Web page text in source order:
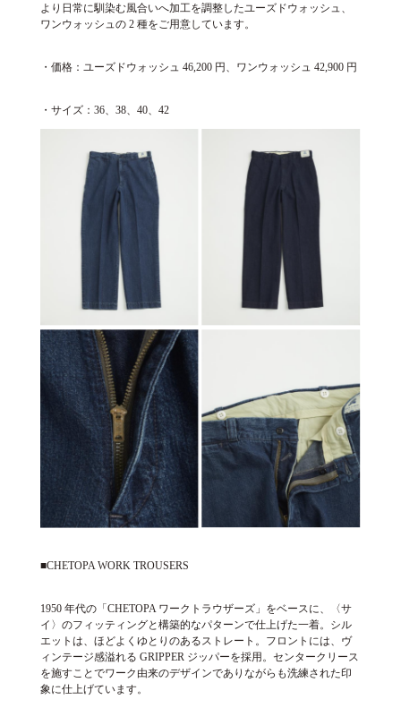
より日常に馴染む風合いへ加工を調整したユーズドウォッシュ、
ワンウォッシュの 2 種をご用意しています。
・価格：ユーズドウォッシュ 46,200 円、ワンウォッシュ 42,900 円
・サイズ：36、38、40、42
■CHETOPA WORK TROUSERS
1950 年代の「CHETOPA ワークトラウザーズ」をベースに、〈サ
イ〉のフィッティングと構築的なパターンで仕上げた一着。シル
エットは、ほどよくゆとりのあるストレート。フロントには、ヴ
ィンテージ感溢れる GRIPPER ジッパーを採用。センタークリース
を施すことでワーク由来のデザインでありながらも洗練された印
象に仕上げています。